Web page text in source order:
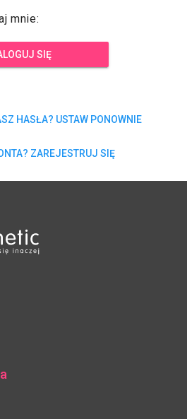
mnie:
SIĘ
HASŁA? USTAW PONOWNIE
ZAREJESTRUJ SIĘ